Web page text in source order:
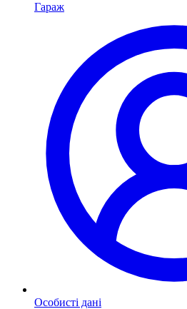
Гараж
Особисті дані